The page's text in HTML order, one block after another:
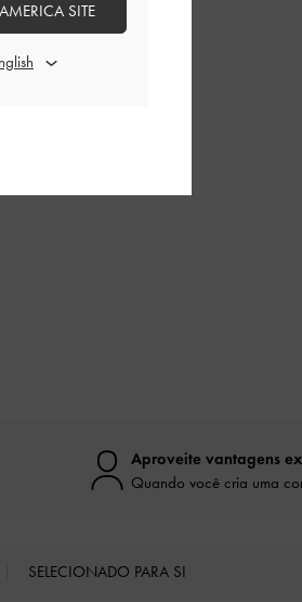
Aproveite vantagens
Quando você cria uma
SELECIONADO PARA SI
SITE